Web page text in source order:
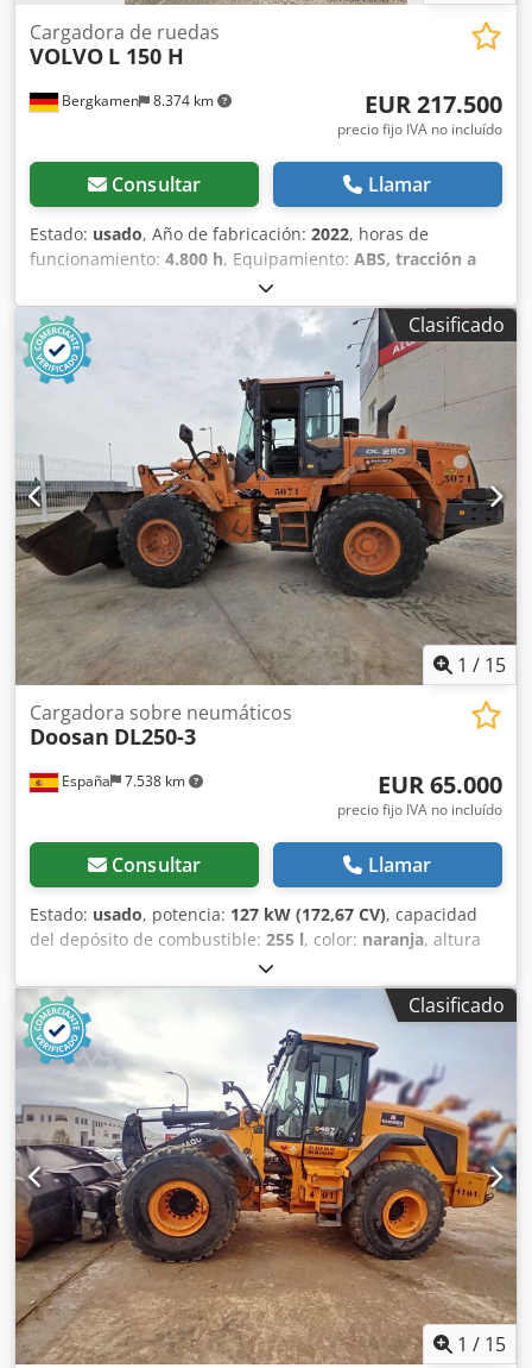
Bergkamen 8.374 km
Cargadora de ruedas
VOLVO L 150 H
EUR 217.500
precio fijo IVA no incluído
Consultar Llamar
Estado: usado, Año de fabricación: 2022, horas de
funcionamiento: 4.800 h, Equipamiento: ABS, tracción a
, Cargadora de ruedas Volvo L 150 H Año
de fabricación: 2022 Dkedszhrckopfx Amxor La máquina se
encuentra en muy buen estado y solo tiene 4800 horas de
funcionamiento. Aire acondicionado, Sistema de
lubricación centralizado. Los neumáticos tienen
aproximadamente un 85% de vida útil.
Clasificado
1 / 15
España 7.538 km
Cargadora sobre neumáticos
Doosan DL250-3
EUR 65.000
precio fijo IVA no incluído
Consultar Llamar
Estado: usado, potencia: 127 kW (172,67 CV), capacidad
del depósito de combustible: 255 l, color: naranja, altura
, Año de fabricación:
de funcionamiento:6.540 h, Peso en vacío: 14.400 kg
Dimensiones (lxanxal): 772 x 264 x 328 cm Dkedoy Takispfx
Amxer Tipo de motor: Doosan Doosan DL06K Tier IIIB
Ubicación: El Burgo de Ebro (Zaragoza) La cargadora
DOOSAN DL250-3 es una máquina robusta y eficiente para
movimiento de tierras o carga de materiales. Ideal para
obras de gran volumen. Capacidad: 2,5 m3 Capacidad de
depósito: 255 l Luces: Circulación y 6 de trabajo Enganche:
Bulones CE
Clasificado
1 / 15